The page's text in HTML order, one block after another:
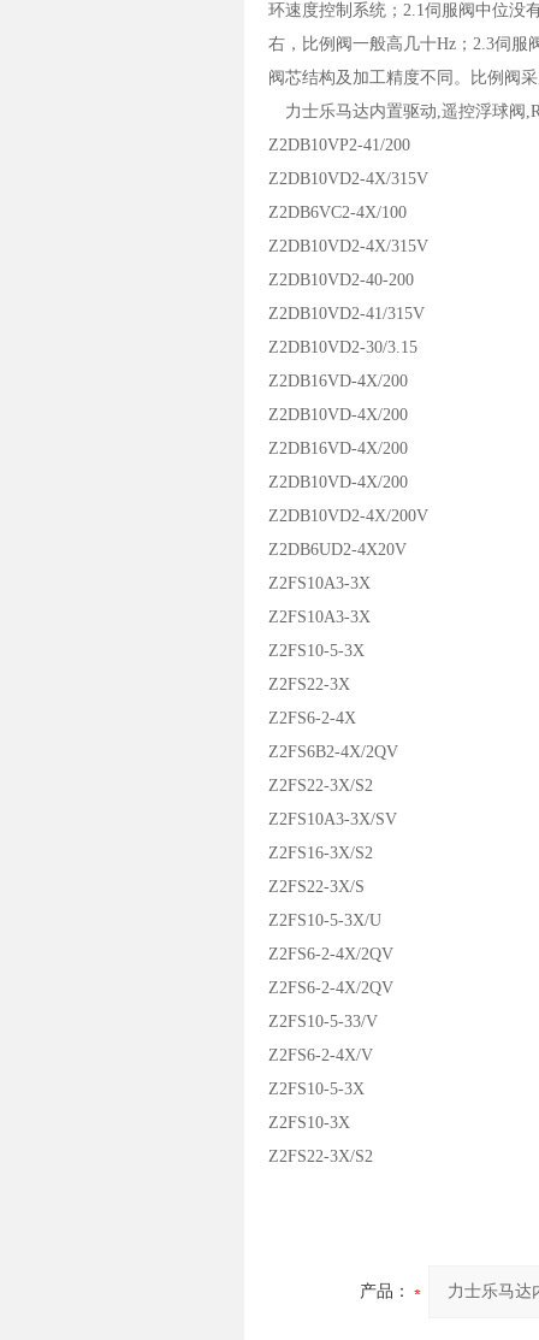
环速度控制系统；2.1伺服阀中位没
右，比例阀一般高几十Hz；2.3伺
阀芯结构及加工精度不同。比例阀
力士乐马达内置驱动,遥控浮球阀
Z2DB10VP2-41/200
Z2DB10VD2-4X/315V
Z2DB6VC2-4X/100
Z2DB10VD2-4X/315V
Z2DB10VD2-40-200
Z2DB10VD2-41/315V
Z2DB10VD2-30/3.15
Z2DB16VD-4X/200
Z2DB10VD-4X/200
Z2DB16VD-4X/200
Z2DB10VD-4X/200
Z2DB10VD2-4X/200V
Z2DB6UD2-4X20V
Z2FS10A3-3X
Z2FS10A3-3X
Z2FS10-5-3X
Z2FS22-3X
Z2FS6-2-4X
Z2FS6B2-4X/2QV
Z2FS22-3X/S2
Z2FS10A3-3X/SV
Z2FS16-3X/S2
Z2FS22-3X/S
Z2FS10-5-3X/U
Z2FS6-2-4X/2QV
Z2FS6-2-4X/2QV
Z2FS10-5-33/V
Z2FS6-2-4X/V
Z2FS10-5-3X
Z2FS10-3X
Z2FS22-3X/S2
产品：